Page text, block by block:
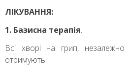
ЛІКУВАННЯ:
1. Базисна терапія.
Всі хворі на грип, незалежно
отримують: